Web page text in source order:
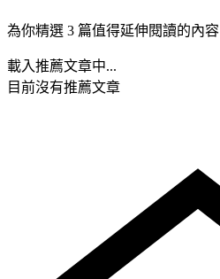
為你精選 3 篇值得延伸閱讀的內容
載入推薦文章中...
目前沒有推薦文章